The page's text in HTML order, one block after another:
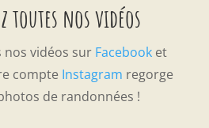
toutes nos vidéos
vidéos sur Facebooket
compte Instagram regorge
de randonnées !